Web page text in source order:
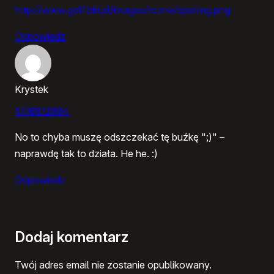
http://www.golf.bki.pl/images/rozne/spelling.png
Odpowiedz
Krystek
17/08/2004
No to chyba muszę odszczekać tę buźkę ";)" –
naprawdę tak to działa. He he. :)
Odpowiedz
Dodaj komentarz
Twój adres email nie zostanie opublikowany.